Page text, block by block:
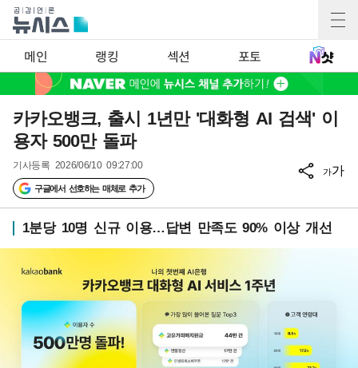
메인 랭킹 섹션 포토
카카오뱅크, 출시 1년만 '대화형 AI 검색' 이
용자 500만 돌파
기사등록 2026/06/10 09:27:00
구글에서 선호하는 매체로 추가
가가
1분당 10명 신규 이용…답변 만족도 90% 이상 개선